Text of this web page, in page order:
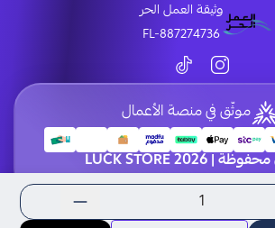
وثيقة العمل الحر
FL-887274736
موثّق في منصة الأعمال
| 2026
LUCK STORE